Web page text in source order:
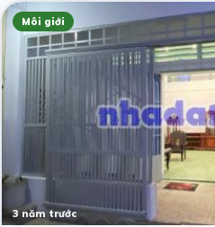
Môi giới
3 năm trước